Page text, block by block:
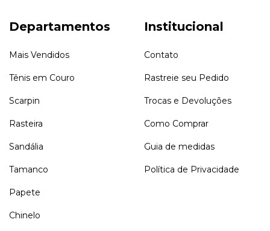
Departamentos
Mais Vendidos
Tênis em Couro
Scarpin
Rasteira
Sandália
Tamanco
Papete
Chinelo
Institucional
Contato
Rastreie seu Pedido
Trocas e Devoluções
Como Comprar
Guia de medidas
Política de Privacidade